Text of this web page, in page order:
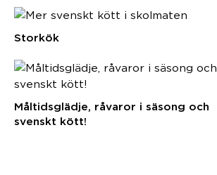
Storkök
Måltidsglädje, råvaror i säsong och
svenskt kött!